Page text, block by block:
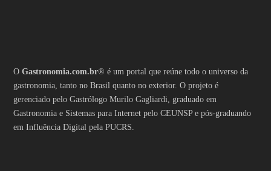
OGastronomia.com.br® é um portal que reúne todo o universo da
gastronomia, tanto no Brasil quanto no exterior. O projeto é
gerenciado pelo Gastrólogo Murilo Gagliardi, graduado em
Gastronomia e Sistemas para Internet pelo CEUNSP e pós-graduando
em Influência Digital pela PUCRS.